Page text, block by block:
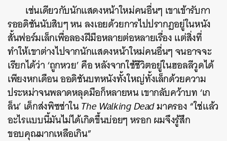
เช่นเดียวกับนักแสดงหน้าใหม่คนอื่นๆ เขาเข้ารับกา
รออดิชันนับสิบๆ หน ลงเอยด้วยการไปปรากฏอยู่ในหนัง
สั้นฟอร์มเล็กเพื่อลองฝีมือหลายต่อหลายเรื่อง แต่สิ่งที่
ทำให้เขาต่างไปจากนักแสดงหน้าใหม่คนอื่นๆ จนอาจจะ
เรียกได้ว่า ‘ถูกหวย’ คือ หลังจากใช้ชีวิตอยู่ในฮอลลีวูดได้
เพียงหกเดือน ออดิชันบทหนังทั้งใหญ่ทั้งเล็กด้วยความ
ประหม่าจนพลาดหลุดมือก็หลายหน เขากลับคว้าบท ‘เก
ล็น’ เด็กส่งพิซซ่าในThe Walking Deadมาครอง “ใช่แล้ว
อะไรแบบนี้มันไม่ได้เกิดขึ้นบ่อยๆ หรอก ผมจึงรู้สึก
ขอบคุณมากเหลือเกิน”